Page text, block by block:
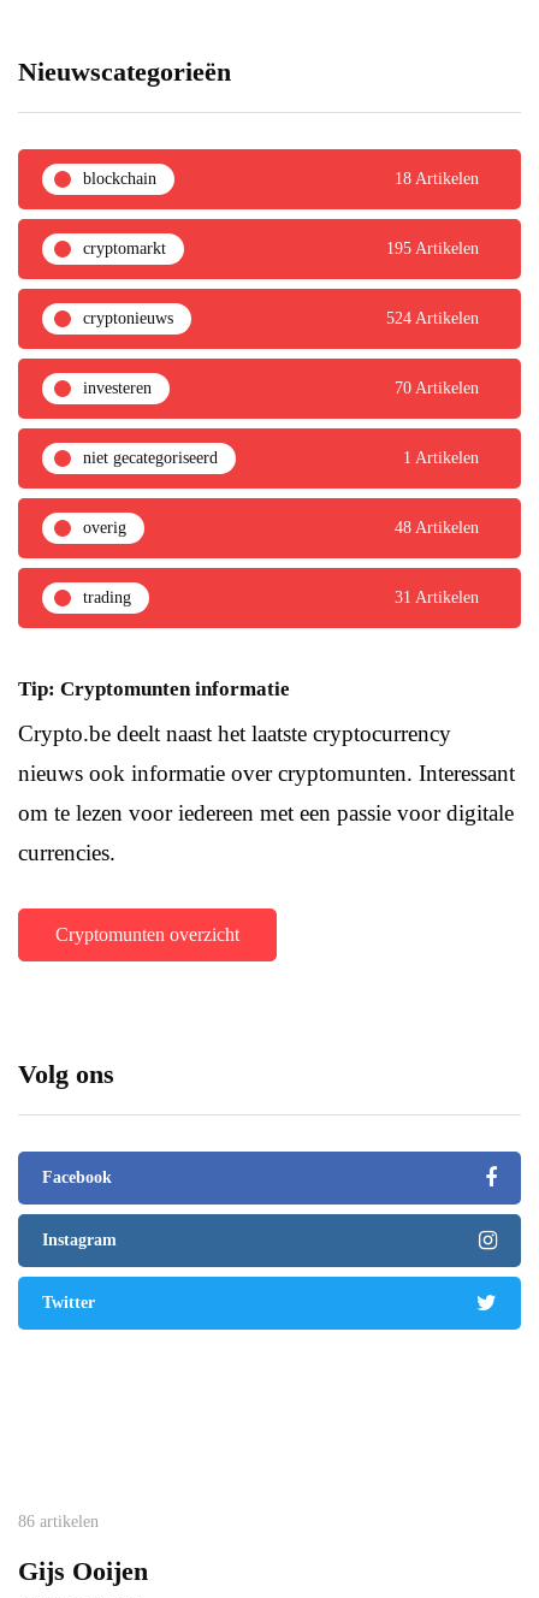
Nieuwscategorieën
blockchain 18 Artikelen
cryptomarkt 195 Artikelen
cryptonieuws 524 Artikelen
investeren 70 Artikelen
niet gecategoriseerd 1 Artikelen
overig 48 Artikelen
trading 31 Artikelen
Tip: Cryptomunten informatie
Crypto.be deelt naast het laatste cryptocurrency
nieuws ook informatie over cryptomunten. Interessant
om te lezen voor iedereen met een passie voor digitale
currencies.
Cryptomunten overzicht
Volg ons
Facebook
Instagram
Twitter
86 artikelen
Gijs Ooijen